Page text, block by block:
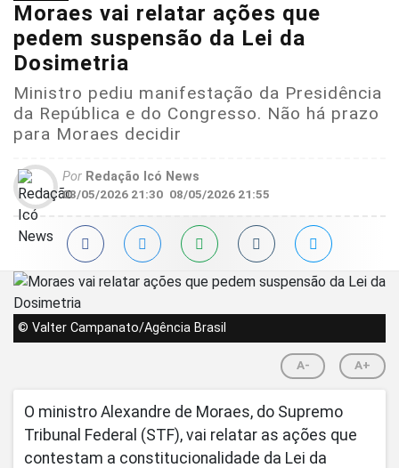
Moraes vai relatar ações que
pedem suspensão da Lei da
Dosimetria
Ministro pediu manifestação da Presidência
da República e do Congresso. Não há prazo
para Moraes decidir
Por Redação Icó News
08/05/2026 21:30 08/05/2026 21:55
© Valter Campanato/Agência Brasil
A- A+
O ministro Alexandre de Moraes, do Supremo
Tribunal Federal (STF), vai relatar as ações que
contestam a constitucionalidade da Lei da